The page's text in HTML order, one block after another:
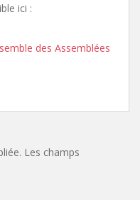
ici :
des Assemblées
Les champs